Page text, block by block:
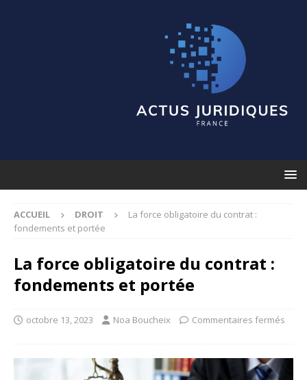
ACCUEIL DROIT
La force obligatoire du contrat :
fondements et portée
La force obligatoire du contrat :
fondements et portée
octobre 13, 2023 Noa Boucheix Commentaires fermés